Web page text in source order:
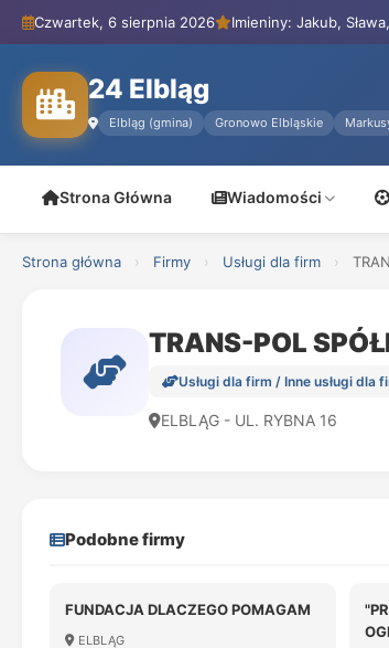
Czwartek, 6 sierpnia 2026 Imieniny: Jakub,
24 Elbląg
Elbląg (gmina) Gronowo Elbląskie
Strona Główna Wiadomości
Strona główna › Firmy › Usługi dla firm ›
TRANS-POL
Usługi dla firm / Inne usługi dla
ELBLĄG - UL. RYBNA 16
Podobne firmy
FUNDACJA DLACZEGO POMAGAM
ELBLĄG